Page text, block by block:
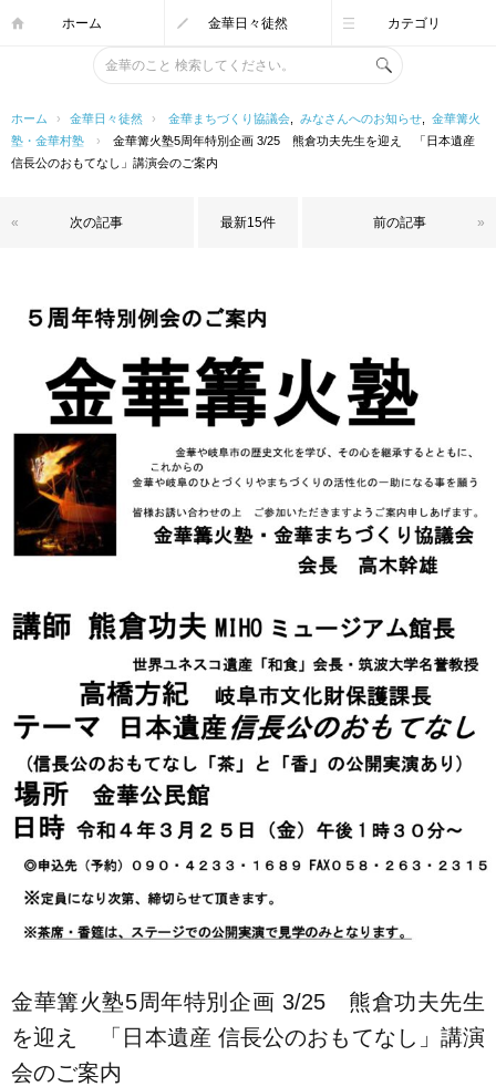
ホーム 金華日々徒然 カテゴリ
ホーム › 金華日々徒然 › 金華まちづくり協議会 みなさんへのお知らせ
金華篝火
塾・金華村塾
›
金華篝火塾5周年特別企画 3/25 熊倉功夫先生を迎え 「日本遺産
信長公のおもてなし」講演会のご案内
次の記事
« 最新15件 前の記事 »
金華篝火塾5周年特別企画 3/25 熊倉功夫先生
を迎え 「日本遺産 信長公のおもてなし」講演
会のご案内